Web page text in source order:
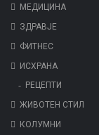
МЕДИЦИНА
ЗДРАВЈЕ
ФИТНЕС
ИСХРАНА
РЕЦЕПТИ
ЖИВОТЕН СТИЛ
КОЛУМНИ